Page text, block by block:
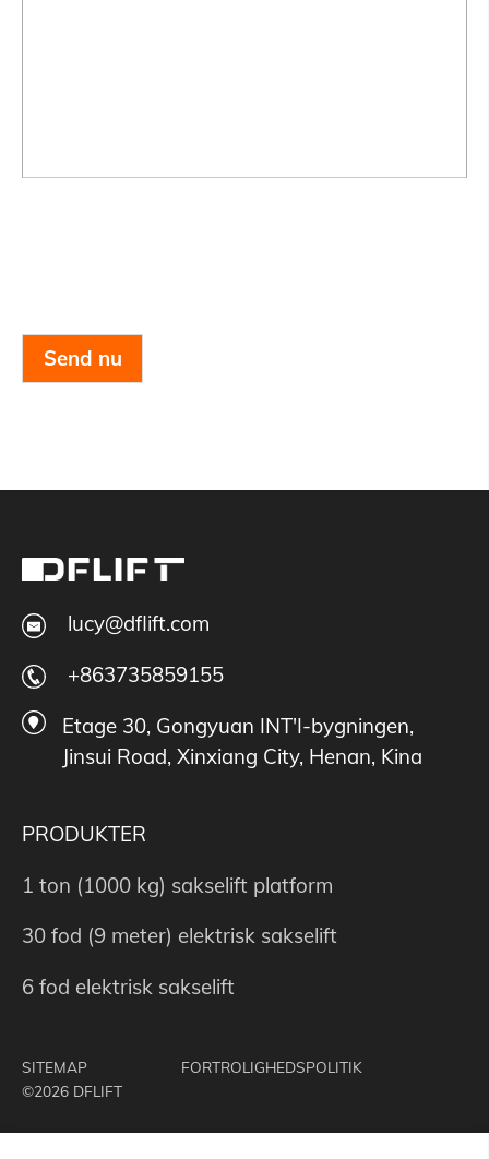
Send nu
lucy@dflift.com
+863735859155
Etage 30, Gongyuan INT'I-bygningen,
Jinsui Road, Xinxiang City, Henan, Kina
PRODUKTER
1 ton (1000 kg) sakselift platform
30 fod (9 meter) elektrisk sakselift
6 fod elektrisk sakselift
SITEMAP
FORTROLIGHEDSPOLITIK
©2026 DFLIFT